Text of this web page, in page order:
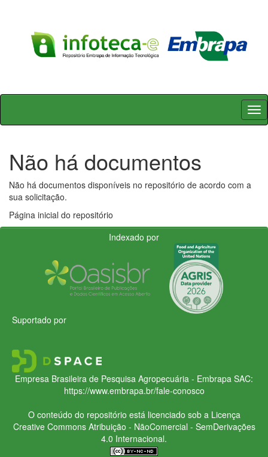
Skip
Não há documentos
Não há documentos disponíveis no repositório de acordo com a
sua solicitação.
Página inicial do repositório
Indexado por
Suportado por
Empresa Brasileira de Pesquisa Agropecuária - Embrapa SAC:
https://www.embrapa.br/fale-conosco
O conteúdo do repositório está licenciado sob a Licença
Creative CommonsAtribuição - NãoComercial - SemDerivações
4.0 Internacional.